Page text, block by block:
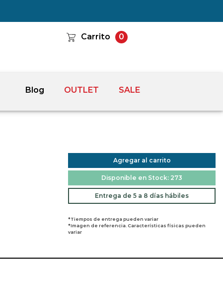
Carrito 0
Blog OUTLET SALE
Agregar al carrito
Disponible en Stock: 273
Entrega de 5 a 8 días hábiles
*Tiempos de entrega pueden variar
*Imagen de referencia. Características físicas pueden
variar